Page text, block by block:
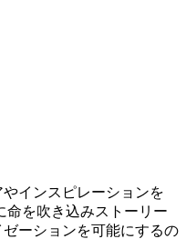
インスピレーションを
命を吹き込みストーリー
ーションを可能にするの